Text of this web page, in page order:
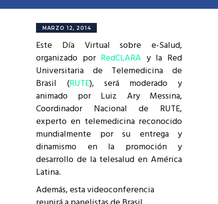
MARZO 12, 2014
Este Día Virtual sobre e-Salud,
organizado por RedCLARA y la Red
Universitaria de Telemedicina de
Brasil (RUTE), será moderado y
animado por Luiz Ary Messina,
Coordinador Nacional de RUTE,
experto en telemedicina reconocido
mundialmente por su entrega y
dinamismo en la promoción y
desarrollo de la telesalud en América
Latina.
Además, esta videoconferencia